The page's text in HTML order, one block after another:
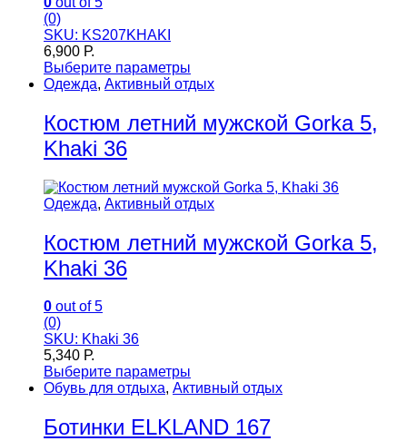
(0)
SKU: KS207KHAKI
6,900 Р.
Выберите параметры
Одежда, Активный отдых
Костюм летний мужской Gorka 5,
Khaki 36
Одежда, Активный отдых
Костюм летний мужской Gorka 5,
Khaki 36
0 out of 5
(0)
SKU: Khaki 36
5,340 Р.
Выберите параметры
Обувь для отдыха, Активный отдых
Ботинки ELKLAND 167